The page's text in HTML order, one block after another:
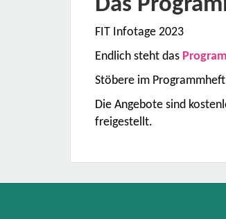
Das
FIT Infotage 2023
Endlich steht das
Stöbere im
Die Angebote sind
freigestellt.